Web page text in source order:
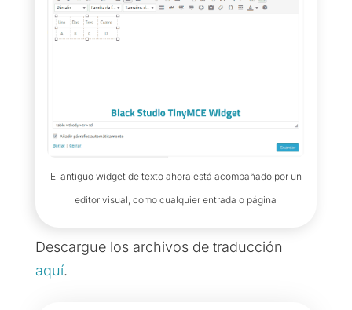
El antiguo widget de texto ahora está acompañado por un
editor visual, como cualquier entrada o página
Descargue los archivos de traducción
aquí.